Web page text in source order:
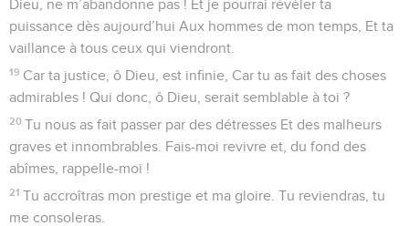
Dieu, ne m’abandonne pas ! Et je pourrai révéler ta
puissance dès aujourd’hui Aux hommes de mon temps, Et ta
vaillance à tous ceux qui viendront.
19 Car ta justice, ô Dieu, est infinie, Car tu as fait des choses
admirables ! Qui donc, ô Dieu, serait semblable à toi ?
20 Tu nous as fait passer par des détresses Et des malheurs
graves et innombrables. Fais-moi revivre et, du fond des
abîmes, rappelle-moi !
21 Tu accroîtras mon prestige et ma gloire. Tu reviendras, tu
me consoleras.